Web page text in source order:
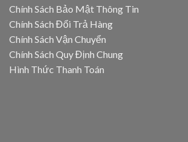
Chính Sách Bảo Mật Thông Tin
Chính Sách Đổi Trả Hàng
Chính Sách Vận Chuyển
Chính Sách Quy Định Chung
Hình Thức Thanh Toán